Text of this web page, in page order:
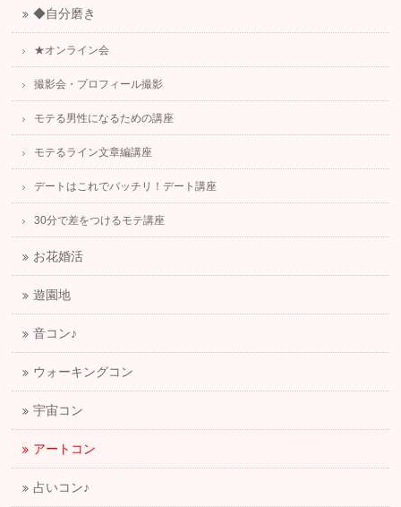
◆自分磨き
★オンライン会
撮影会・プロフィール撮影
モテる男性になるための講座
モテるライン文章編講座
デートはこれでバッチリ！デート講座
30分で差をつけるモテ講座
お花婚活
遊園地
音コン♪
ウォーキングコン
宇宙コン
アートコン
占いコン♪